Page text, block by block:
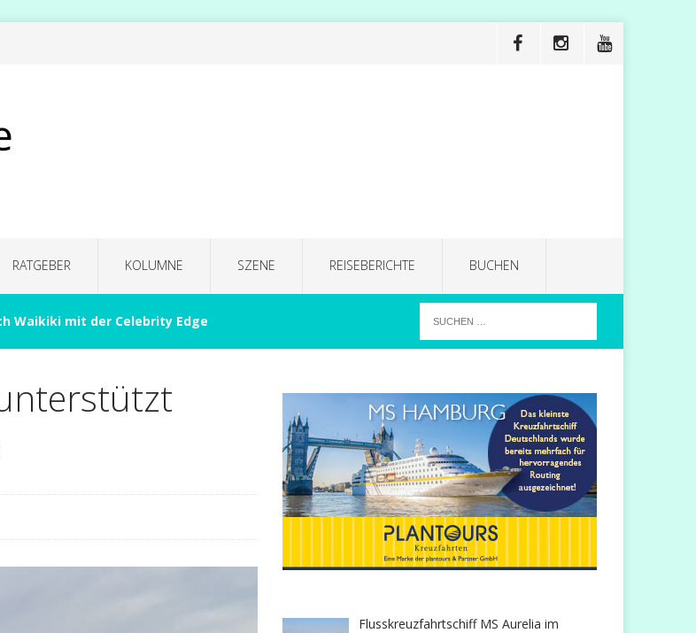
RATGEBER KOLUMNE SZENE REISEBERICHTE BUCHEN
Waikiki mit der Celebrity Edge
2024
Flusskreuzfahrtschiff MS Aurelia im